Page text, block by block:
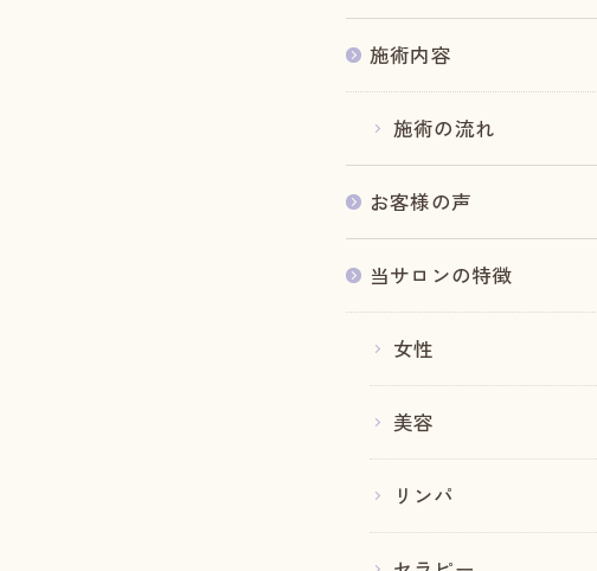
施術内容
施術の流れ
お客様の声
当サロンの特徴
女性
美容
リンパ